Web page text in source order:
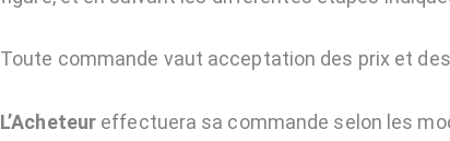
Toute commande vaut acceptation des prix et
L’Acheteur effectuera sa commande selon les